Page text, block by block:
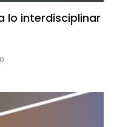
lo interdisciplinar